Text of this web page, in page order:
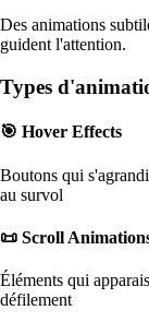
Des animations
guident l'attention.
Types
🎯 Hover Effects
Boutons qui
au survol
📜 Scroll
Éléments qui
défilement